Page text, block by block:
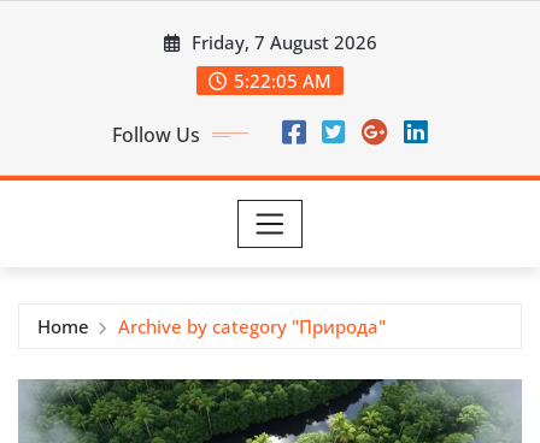
Friday, 7 August 2026
5:22:06 AM
Follow Us
Home Archive by category "Природа"